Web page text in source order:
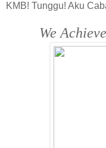
KMB! Tunggu! Aku
We